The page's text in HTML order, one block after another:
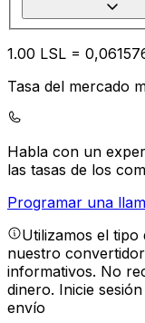
1.00 LSL = 0,
Tasa del mercado
Habla con un
las tasas de los
Programar una
Utilizamos el tipo
nuestro
informativos. No
dinero. Inicie
envío